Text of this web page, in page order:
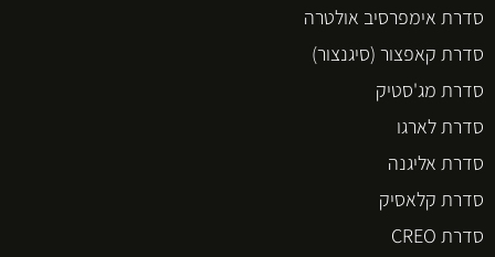
סדרת אימפרסיב אולטרה
סדרת קאפצור (סיגנצור)
סדרת מג'סטיק
סדרת לארגו
סדרת אליגנה
סדרת קלאסיק
סדרת CREO